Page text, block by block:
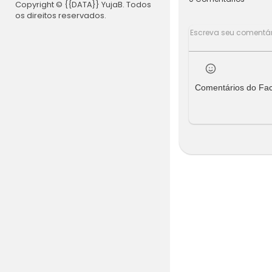
Copyright © {{DATA}} YujaB. Todos
os direitos reservados.
Comentários do